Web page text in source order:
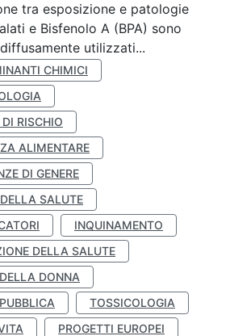
tra esposizione e patologie
e Bisfenolo A (BPA) sono
utilizzati...
CHIMICI
RISCHIO
ALIMENTARE
DI GENERE
SALUTE
INQUINAMENTO
DELLA SALUTE
DONNA
TOSSICOLOGIA
PROGETTI EUROPEI